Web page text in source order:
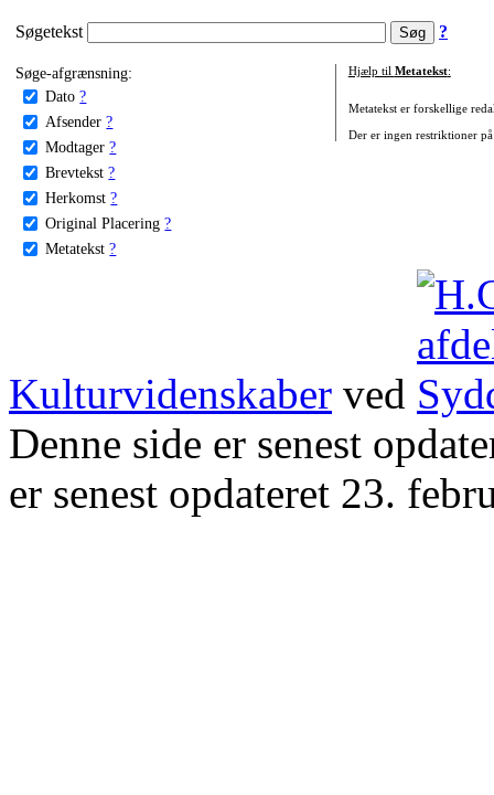
Søgetekst ?
Søge-afgrænsning:
Dato ?
Afsender ?
Modtager ?
Brevtekst ?
Herkomst ?
Original Placering ?
Metatekst ?
Hjælp til Metatekst:
Metatekst er forskellige
Der er ingen restriktioner
Kulturvidenskaber ved
Denne side er senest
er senest opdateret 23.